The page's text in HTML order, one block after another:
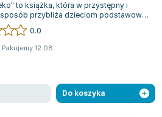
to książka, która w przystępny i
przybliża dzieciom podstawowe
z ekologią. Od najmło...
0.0
Pakujemy 12.08
Do koszyka